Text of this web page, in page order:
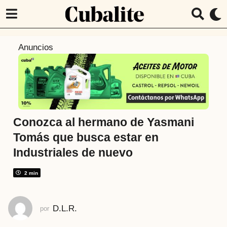
t
r
á
s
7
ñ
o
s
Anuncios
Conozca al hermano de Yasmani
Tomás que busca estar en
Industriales de nuevo
2 min
por D.L.R.